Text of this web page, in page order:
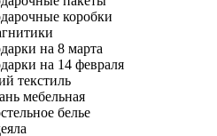
коробки
на 8 марта
на 14 февраля
текстиль
мебельная
белье